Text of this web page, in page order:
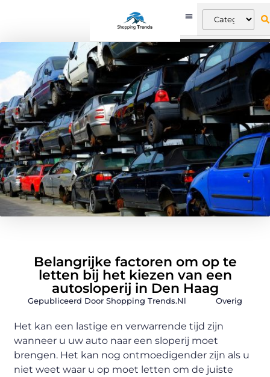
Belangrijke factoren om op te
letten bij het kiezen van een
autosloperij in Den Haag
Gepubliceerd Door Shopping Trends.nl Overig
Het kan een lastige en verwarrende tijd zijn
wanneer u uw auto naar een sloperij moet
brengen. Het kan nog ontmoedigender zijn als u
niet weet waar u op moet letten om de juiste